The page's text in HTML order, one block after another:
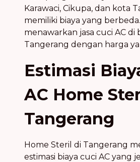
Karawaci, Cikupa, dan kota
memiliki biaya yang
menawarkan jasa cuci AC di
Tangerang dengan harga
Estimasi
AC Home
Tangerang
Home Steril di Tangerang
estimasi biaya cuci AC yang